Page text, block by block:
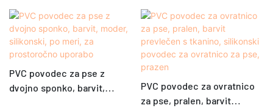
podaljšek za hišne
ljubljenčke za trening
PVC povodec za pse z
dvojno sponko, barvit,
PVC povodec za ovratnico
za pse, pralen, barvit